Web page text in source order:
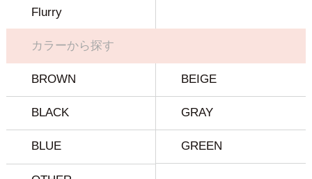
Flurry
カラーから探す
BROWN BEIGE
BLACK GRAY
BLUE GREEN